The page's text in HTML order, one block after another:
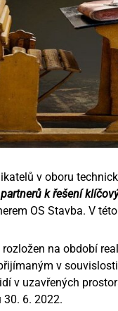
v oboru
k řešení
OS Stavba. V
rozložen na období
v
v uzavřených
30. 6. 2022.